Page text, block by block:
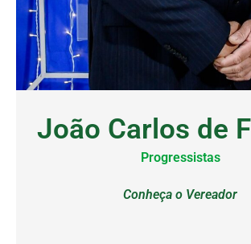
João Carlos de
Progressistas
Conheça o Vereador